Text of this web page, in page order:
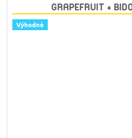
GRAPEFRUIT +
Výhodné